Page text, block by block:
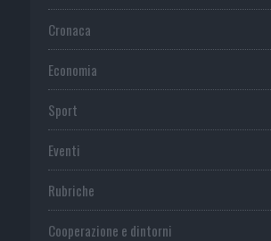
Cronaca
Economia
Sport
Eventi
Rubriche
Cooperazione e dintorni